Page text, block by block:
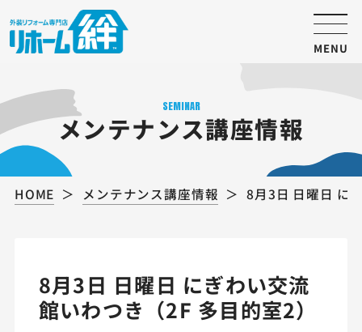
MENU
SEMINAR
メンテナンス講座情報
HOME メンテナンス講座情報 8月3日 日曜日 に
8月3日 日曜日 にぎわい交流
館いわつき（2F 多目的室2）